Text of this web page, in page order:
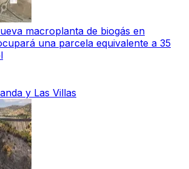
macroplanta de biogás en
una parcela equivalente a 35
y Las Villas